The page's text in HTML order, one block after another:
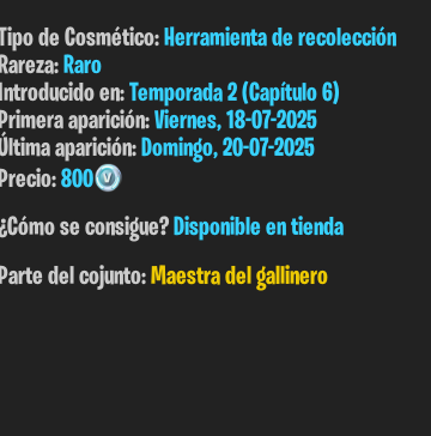
de Cosmético:Herramienta de recolección
Rareza:Raro
Introducido en:Temporada 2 (Capítulo 6)
Primera aparición:Viernes, 18-07-2025
aparición: Domingo, 20-07-2025
Precio:800
se consigue?Disponible en tienda
del cojunto:Maestra del gallinero